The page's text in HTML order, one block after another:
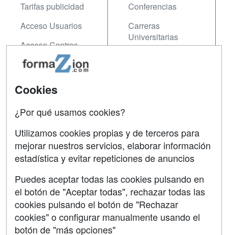
Tarifas publicidad
Acceso Usuarios
Acceso Centros
Conferencias
Carreras
Universitarias
Contactar
Copyleft
Grupo formazion:
Cookies
¿Por qué usamos cookies?
Utilizamos cookies propias y de terceros para
mejorar nuestros servicios, elaborar información
estadística y evitar repeticiones de anuncios
Puedes aceptar todas las cookies pulsando en
el botón de "Aceptar todas", rechazar todas las
cookies pulsando el botón de "Rechazar
cookies" o configurar manualmente usando el
botón de "más opciones"